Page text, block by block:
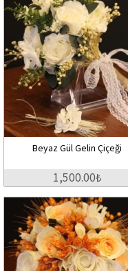
Beyaz Gül Gelin Çiçeği
1,500.00₺